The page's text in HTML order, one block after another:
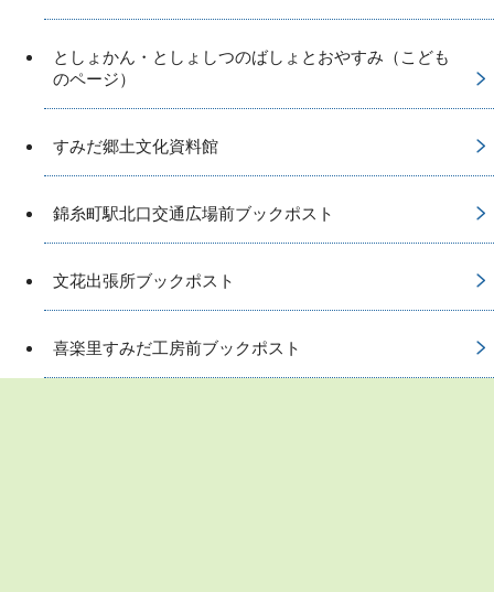
としょかん・としょしつのばしょとおやすみ（こども
のページ）
すみだ郷土文化資料館
錦糸町駅北口交通広場前ブックポスト
文花出張所ブックポスト
喜楽里すみだ工房前ブックポスト